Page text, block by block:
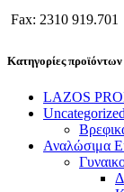
Fax: 2310 919.701
Κατηγορίες προϊόντων
LAZOS
Uncategorized
Αναλώσιμα